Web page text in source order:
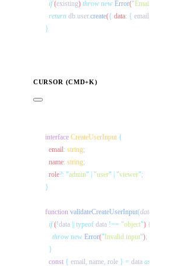
  if
(existing) throw new Error("Email already
  return
db.user.create({ data: { email
CURSOR (CMD+K)
interface CreateUserInput
  email
: string
  name
: string
  role
?: "admin" "user" "viewer"
function validateCreateUserInput(data
  if
(!data typeof data !== "object")
    throw
new Error("Invalid input")
  const
{ email, name, role } = data as